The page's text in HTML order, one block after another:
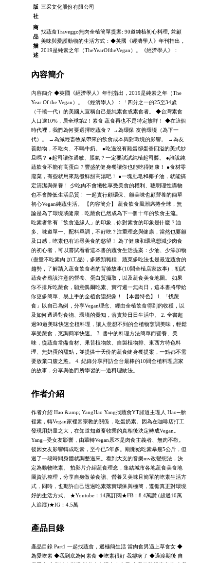
版
社
三采文化股份有限公司
商
品
描
述
找蔬食Traveggo無肉全植簡單提案: 90道純植初心料理, 兼顧
美味與愛護動物的生活方式：◆英國《經濟學人》年刊指出，
2019是純素之年（TheYearOftheVegan）。《經濟學人》：
內容簡介
內容簡介 ◆英國《經濟學人》年刊指出，2019是純素之年（The
Year Of the Vegan）。 《經濟學人》：「四分之一的25至34歲
（千禧一代）的美國人宣稱自己是純素食或素食者。 ◆台灣素食
人口逾10%，居全球第2！素食 蔬食再也不是特定族群！ ◆在這個
時代裡，我們為何要選擇吃蔬食？ →為環保 友善環境（為下一
代）。 →為減輕畜牧業帶來的飲食成本與對環境的影響。 →為友
善動物，不吃肉、不喝牛奶。 ●吃過沒有雞蛋卻蛋香四溢的美式炒
旦嗎？ ●起司讓你過敏、脹氣？一定要試試純植起司醬。 ●誰說純
蔬飲食不能有高蛋白？豐盛的健身餐讓你也能吃得健康！ ●食材零
廢棄，有些就用來熬煮鮮甜高湯吧！ ●一塊肥皂和椰子油，就能搞
定清潔與保養！ 少吃肉不會犧牲享受美食的權利、聰明理性購物
也不會降低生活品質！ 一起實行顧環保、顧美味也顧營養的簡單
初心Vegan純蔬生活。 【內容簡介】 蔬食飲食風潮席捲全球，無
論是為了環境或健康，吃蔬食已然成為下一個十年的飲食主流。
吃素者常有「飲食邊緣人」的印象，你對素食的印象是什麼？油
多、味道單一、配料單調，不好吃？注重理念與健康，當然也要顧
及口感，吃素也有追尋美食的慾望！ 為了健康和環境想減少肉食
的初心者，可以嘗試看看這本書的蔬食生活提案：少油、少添加物
(盡量不吃素肉 加工品)，多穀類雜糧、蔬菜多吃法也是最近蔬食的
趨勢，了解踏入蔬食飲食者的背後故事(10間全植店家故事)，初試
蔬食者應該注意的營養、蛋白質攝取，以及蔬食美食地圖。 如果
你不排斥吃蔬食，願意偶爾吃素、實行週一無肉日，這本書將帶給
你更多簡單、易上手的全植食譜想像！ 【本書特色】 1. 「找蔬
食」以自己為例，分享Vegan理念、經由全植飲食得到的收穫，以
及如何透過對食物、環境的覺知，落實於日日生活中。 2. 全書超
過90道美味快速全植料理，讓人意想不到的全植物烹調美味，輕鬆
享受蔬食，烹調簡單快速。 3. 書中的料理方法簡單而營養、美
味，從蔬食常備食材、果昔植物飲、自製植物排、東西方特色料
理、無奶蛋的甜點，並提供十天份的蔬食健身餐提案，一點都不需
要放棄口腹之慾。 4. 紀錄分享拜訪全台最棒的10間全植料理店家
的故事，分享與他們所學習的一道料理做法。
作者介紹
作者介紹 Hao &amp; YangHao Yang找蔬食YT頻道主理人 Hao─胎
裡素，轉Vegan家裡因宗教的關係，吃蛋奶素。因為在咖啡店打工
發現用奶量之大，在知道知道畜牧業的真相後決定轉成Vegan。
Yang─受女友影響，由葷轉Vegan原本是肉食主義者、無肉不歡。
後因女友影響轉成吃素，至今已5年多。剛開始吃素暴瘦5公斤，但
過了一段時間身體就調整過來。看到大支的音樂mv改變想法，決
定為動物吃素。 拍影片介紹蔬食理念，集結城市各地蔬食美食地
圖資訊整理，分享自身做菜食譜、營養又美味且簡單的吃素生活方
式，同時，也期許自己透過吃素落實環保與極簡，遵循真正對環境
好的生活方式。 ★Youtube：14萬訂閱★FB：8.4萬讚 (超過10萬
人追蹤)★IG：4.5萬
產品目錄
產品目錄 Part1 一起找蔬食，過極簡生活 當肉食男遇上草食女 ◆
為愛吃素 ◆我到底為何素食 ◆吃素很好 我卻病了 ◆過渡期後 自